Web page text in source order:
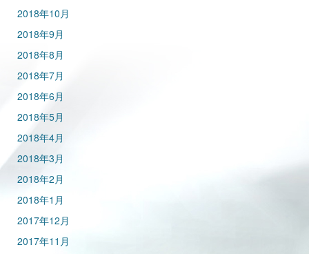
2018年10月
2018年9月
2018年8月
2018年7月
2018年6月
2018年5月
2018年4月
2018年3月
2018年2月
2018年1月
2017年12月
2017年11月